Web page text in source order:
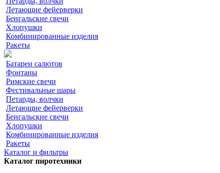
Летающие фейерверки
Бенгальские свечи
Хлопушки
Комбинированные изделия
Ракеты
Батареи салютов
Фонтаны
Римские свечи
Фестивальные шары
Петарды, волчки
Летающие фейерверки
Бенгальские свечи
Хлопушки
Комбинированные изделия
Ракеты
Каталог и фильтры
Каталог пиротехники